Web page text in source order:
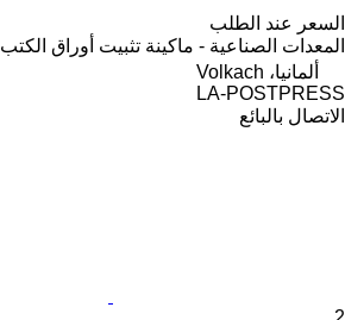
السعر عند الطلب
المعدات الصناعية - ماكينة تثبيت أوراق الكتب
ألمانيا، Volkach
LA-POSTPRESS
الاتصال بالبائع